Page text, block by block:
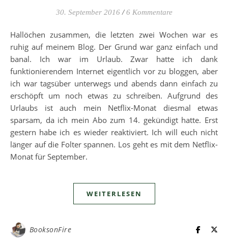
30. September 2016 / 6 Kommentare
Hallöchen zusammen, die letzten zwei Wochen war es
ruhig auf meinem Blog. Der Grund war ganz einfach und
banal. Ich war im Urlaub. Zwar hatte ich dank
funktionierendem Internet eigentlich vor zu bloggen, aber
ich war tagsüber unterwegs und abends dann einfach zu
erschöpft um noch etwas zu schreiben. Aufgrund des
Urlaubs ist auch mein Netflix-Monat diesmal etwas
sparsam, da ich mein Abo zum 14. gekündigt hatte. Erst
gestern habe ich es wieder reaktiviert. Ich will euch nicht
länger auf die Folter spannen. Los geht es mit dem Netflix-
Monat für September.
WEITERLESEN
BooksonFire